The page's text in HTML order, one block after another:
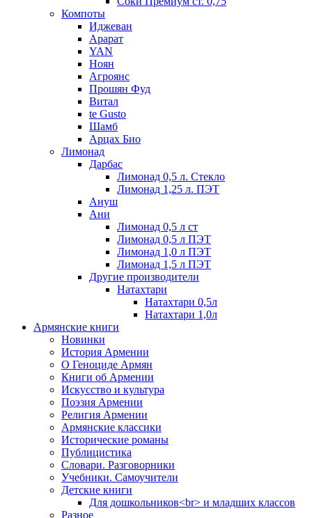
Компоты
Иджеван
Арарат
YAN
Ноян
Агроянс
Прошян Фуд
Витал
te Gusto
Шамб
Арцах Био
Лимонад
Дарбас
Лимонад 0,5 л. Стекло
Лимонад 1,25 л. ПЭТ
Ануш
Ани
Лимонад 0,5 л ст
Лимонад 0,5 л ПЭТ
Лимонад 1,0 л ПЭТ
Лимонад 1,5 л ПЭТ
Другие производители
Натахтари
Натахтари 0,5л
Натахтари 1,0л
Армянские книги
Новинки
История Армении
О Геноциде Армян
Книги об Армении
Иcкусство и культура
Поэзия Армении
Религия Армении
Армянские классики
Исторические романы
Публицистика
Словари. Разговорники
Учебники. Самоучители
Детские книги
Для дошкольников<br> и младших классов
Разное